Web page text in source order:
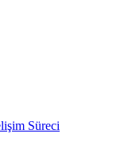
Süreci